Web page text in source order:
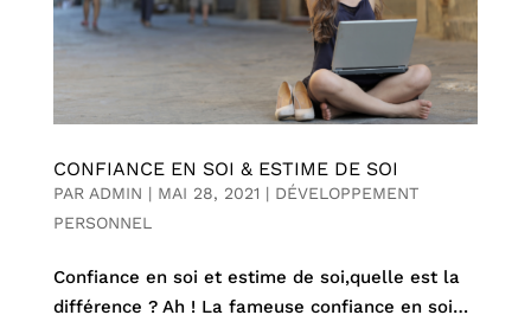
CONFIANCE EN SOI & ESTIME DE SOI
PAR ADMIN | MAI 28, 2021 | DÉVELOPPEMENT
PERSONNEL
Confiance en soi et estime de soi,quelle est la
différence ? Ah ! La fameuse confiance en soi…